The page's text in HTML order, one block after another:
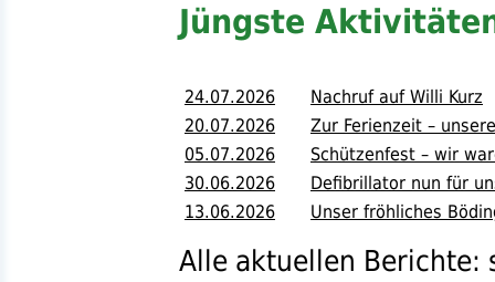
Jüngste
24.07.2026
Nachruf auf Willi Kurz
20.07.2026
Zur Ferienzeit –
05.07.2026
Schützenfest – wir
30.06.2026
Defibrillator nun für
13.06.2026
Unser fröhliches
Alle aktuellen Berichte: